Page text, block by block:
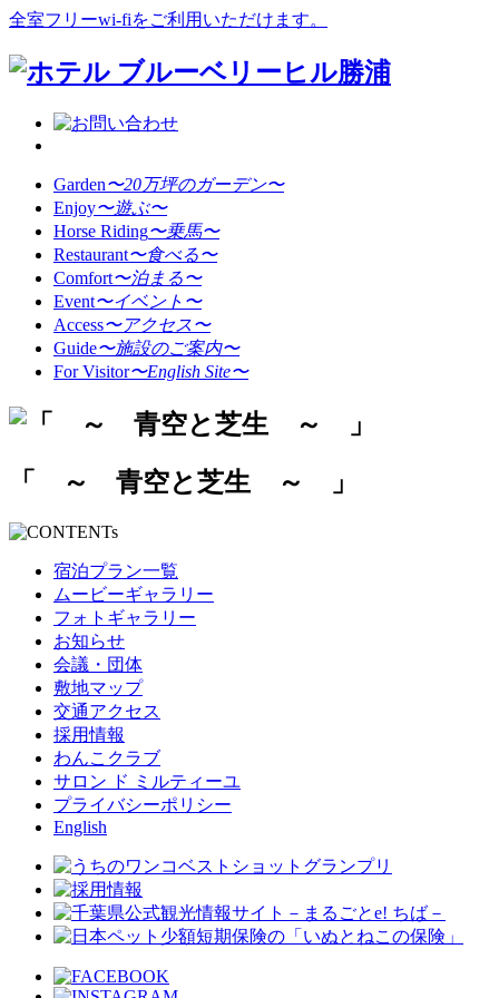
全室フリーwi-fiをご利用いただけます。
Garden〜20万坪のガーデン〜
Enjoy〜遊ぶ〜
Horse Riding〜乗馬〜
Restaurant〜食べる〜
Comfort〜泊まる〜
Event〜イベント〜
Access〜アクセス〜
Guide〜施設のご案内〜
For Visitor〜English Site〜
「 ～ 青空と芝生 ～ 」
宿泊プラン一覧
ムービーギャラリー
フォトギャラリー
お知らせ
会議・団体
敷地マップ
交通アクセス
採用情報
わんこクラブ
サロン ド ミルティーユ
プライバシーポリシー
English